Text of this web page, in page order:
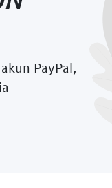
PayPal,